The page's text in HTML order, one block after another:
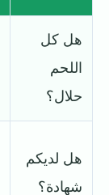
هل كل
اللحم
حلال؟
هل لديكم
شهادة؟